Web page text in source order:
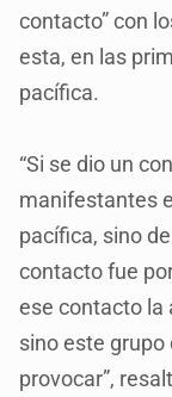
contacto” con
esta, en las
pacífica.
“Si se dio un
manifestantes
pacífica, sino
contacto fue
ese contacto la
sino este
provocar”,